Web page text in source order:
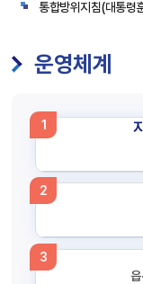
통합방위지침(대통
운영체계
1
2
3
읍